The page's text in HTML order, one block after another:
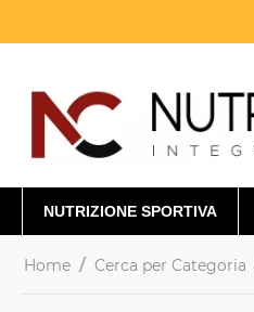
NUTRIZIONE SPORTIVA
Home / Cerca per Categoria